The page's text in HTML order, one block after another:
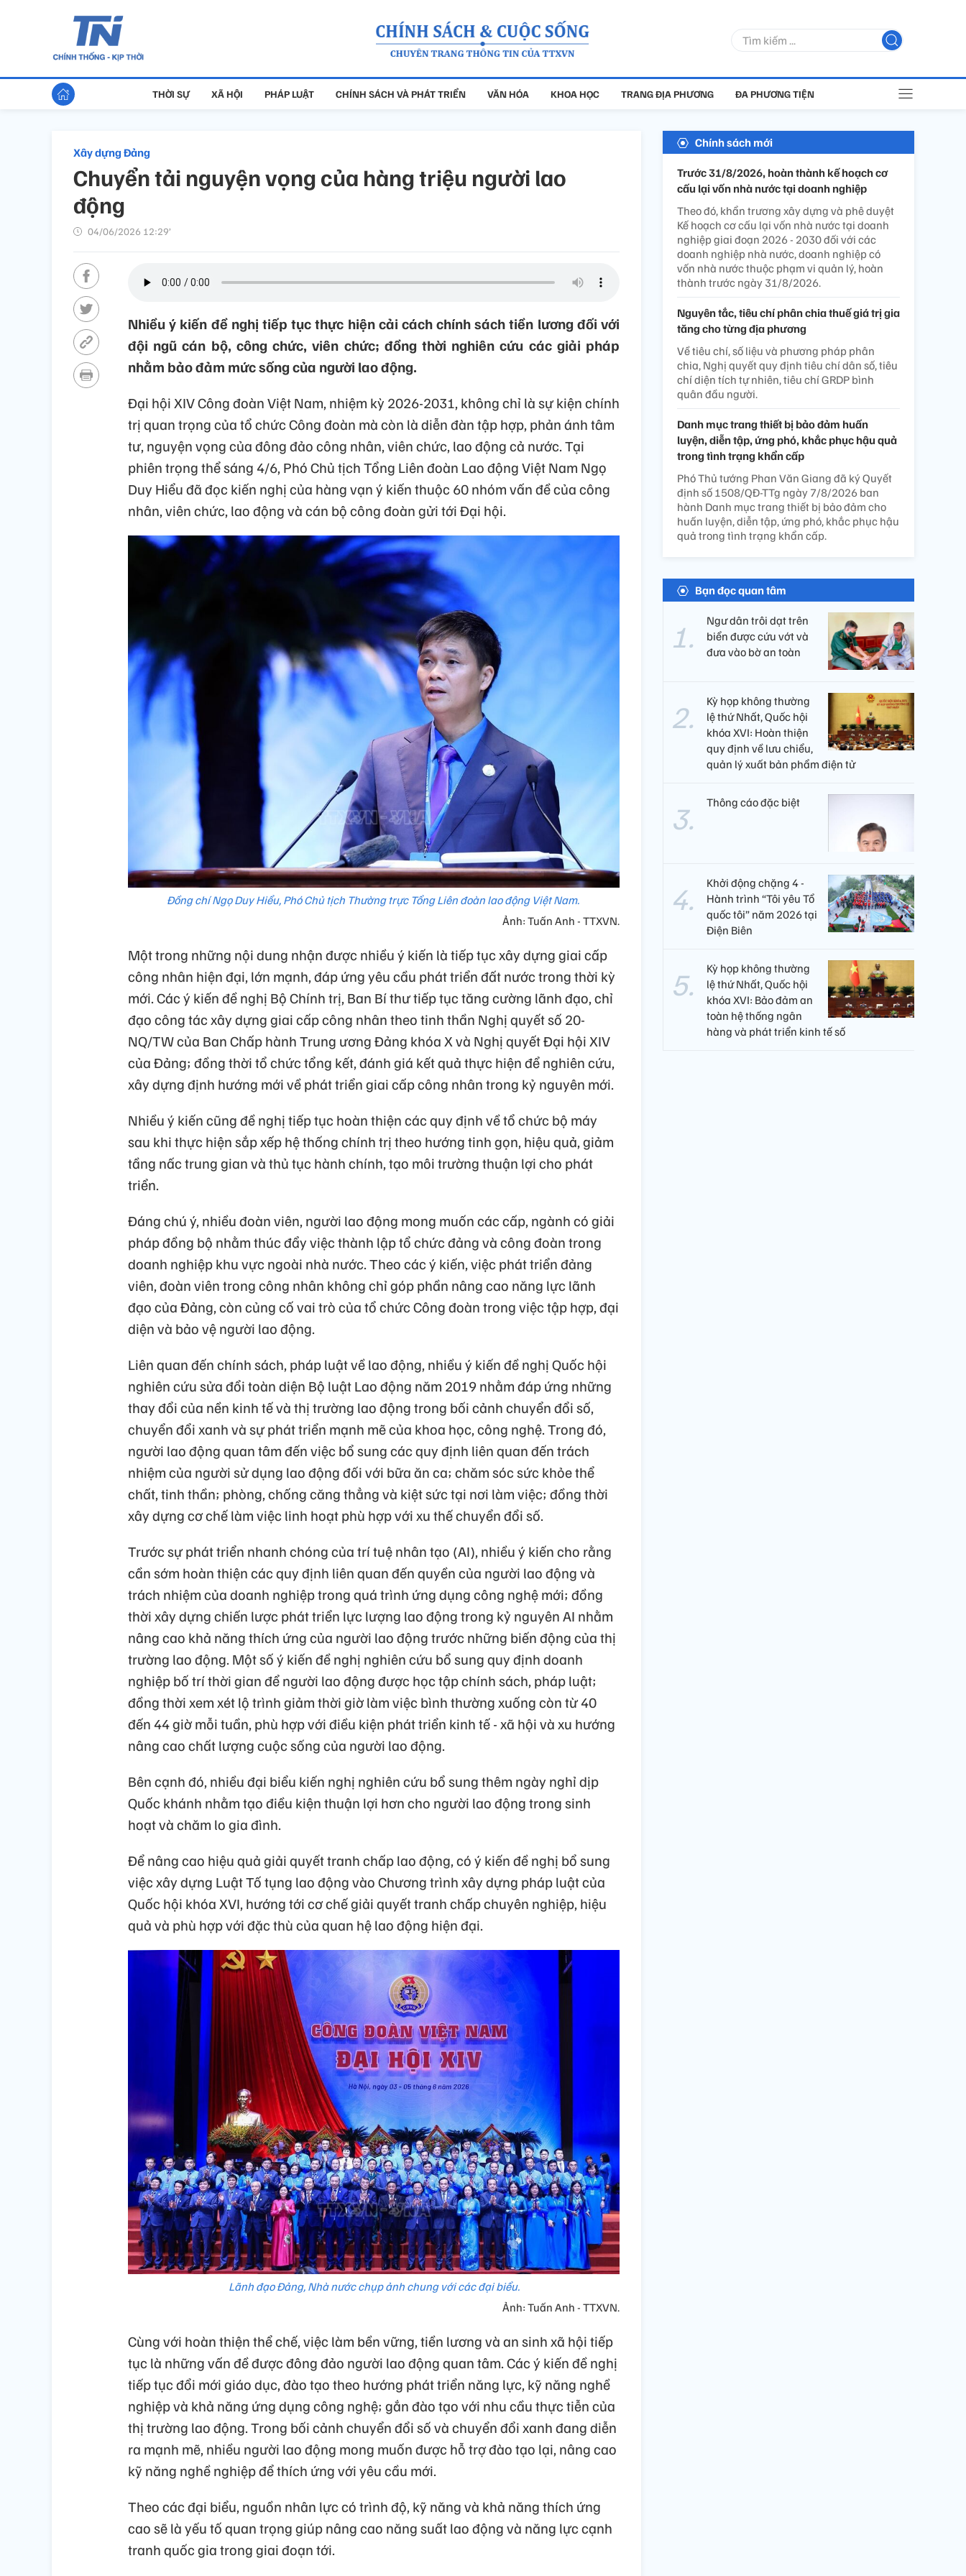
THỜI SỰ XÃ HỘI PHÁP LUẬT CHÍNH SÁCH VÀ PHÁT TRIỂN VĂN HÓA KHOA HỌC TRANG ĐỊA PHƯƠNG ĐA PHƯƠNG TIỆN
Xây dựng Đảng
Chuyển tải nguyện vọng của hàng triệu người lao
động
04/06/2026 12:29’
Nhiều ý kiến đề nghị tiếp tục thực hiện cải cách chính sách tiền lương đối với
đội ngũ cán bộ, công chức, viên chức; đồng thời nghiên cứu các giải pháp
nhằm bảo đảm mức sống của người lao động.
Đại hội XIV Công đoàn Việt Nam, nhiệm kỳ 2026-2031, không chỉ là sự kiện chính
trị quan trọng của tổ chức Công đoàn mà còn là diễn đàn tập hợp, phản ánh tâm
tư, nguyện vọng của đông đảo công nhân, viên chức, lao động cả nước. Tại
phiên trọng thể sáng 4/6, Phó Chủ tịch Tổng Liên đoàn Lao động Việt Nam Ngọ
Duy Hiểu đã đọc kiến nghị của hàng vạn ý kiến thuộc 60 nhóm vấn đề của công
nhân, viên chức, lao động và cán bộ công đoàn gửi tới Đại hội.
Đồng chí Ngọ Duy Hiểu, Phó Chủ tịch Thường trực Tổng Liên đoàn lao động Việt Nam.
Ảnh: Tuấn Anh - TTXVN.
Một trong những nội dung nhận được nhiều ý kiến là tiếp tục xây dựng giai cấp
công nhân hiện đại, lớn mạnh, đáp ứng yêu cầu phát triển đất nước trong thời kỳ
mới. Các ý kiến đề nghị Bộ Chính trị, Ban Bí thư tiếp tục tăng cường lãnh đạo, chỉ
đạo công tác xây dựng giai cấp công nhân theo tinh thần Nghị quyết số 20-
NQ/TW của Ban Chấp hành Trung ương Đảng khóa X và Nghị quyết Đại hội XIV
của Đảng; đồng thời tổ chức tổng kết, đánh giá kết quả thực hiện để nghiên cứu,
xây dựng định hướng mới về phát triển giai cấp công nhân trong kỷ nguyên mới.
Nhiều ý kiến cũng đề nghị tiếp tục hoàn thiện các quy định về tổ chức bộ máy
sau khi thực hiện sắp xếp hệ thống chính trị theo hướng tinh gọn, hiệu quả, giảm
tầng nấc trung gian và thủ tục hành chính, tạo môi trường thuận lợi cho phát
triển.
Đáng chú ý, nhiều đoàn viên, người lao động mong muốn các cấp, ngành có giải
pháp đồng bộ nhằm thúc đẩy việc thành lập tổ chức đảng và công đoàn trong
doanh nghiệp khu vực ngoài nhà nước. Theo các ý kiến, việc phát triển đảng
viên, đoàn viên trong công nhân không chỉ góp phần nâng cao năng lực lãnh
đạo của Đảng, còn củng cố vai trò của tổ chức Công đoàn trong việc tập hợp, đại
diện và bảo vệ người lao động.
Liên quan đến chính sách, pháp luật về lao động, nhiều ý kiến đề nghị Quốc hội
nghiên cứu sửa đổi toàn diện Bộ luật Lao động năm 2019 nhằm đáp ứng những
thay đổi của nền kinh tế và thị trường lao động trong bối cảnh chuyển đổi số,
chuyển đổi xanh và sự phát triển mạnh mẽ của khoa học, công nghệ. Trong đó,
người lao động quan tâm đến việc bổ sung các quy định liên quan đến trách
nhiệm của người sử dụng lao động đối với bữa ăn ca; chăm sóc sức khỏe thể
chất, tinh thần; phòng, chống căng thẳng và kiệt sức tại nơi làm việc; đồng thời
xây dựng cơ chế làm việc linh hoạt phù hợp với xu thế chuyển đổi số.
Trước sự phát triển nhanh chóng của trí tuệ nhân tạo (AI), nhiều ý kiến cho rằng
cần sớm hoàn thiện các quy định liên quan đến quyền của người lao động và
trách nhiệm của doanh nghiệp trong quá trình ứng dụng công nghệ mới; đồng
thời xây dựng chiến lược phát triển lực lượng lao động trong kỷ nguyên AI nhằm
nâng cao khả năng thích ứng của người lao động trước những biến động của thị
trường lao động. Một số ý kiến đề nghị nghiên cứu bổ sung quy định doanh
nghiệp bố trí thời gian để người lao động được học tập chính sách, pháp luật;
đồng thời xem xét lộ trình giảm thời giờ làm việc bình thường xuống còn từ 40
đến 44 giờ mỗi tuần, phù hợp với điều kiện phát triển kinh tế - xã hội và xu hướng
nâng cao chất lượng cuộc sống của người lao động.
Bên cạnh đó, nhiều đại biểu kiến nghị nghiên cứu bổ sung thêm ngày nghỉ dịp
Quốc khánh nhằm tạo điều kiện thuận lợi hơn cho người lao động trong sinh
hoạt và chăm lo gia đình.
Để nâng cao hiệu quả giải quyết tranh chấp lao động, có ý kiến đề nghị bổ sung
việc xây dựng Luật Tố tụng lao động vào Chương trình xây dựng pháp luật của
Quốc hội khóa XVI, hướng tới cơ chế giải quyết tranh chấp chuyên nghiệp, hiệu
quả và phù hợp với đặc thù của quan hệ lao động hiện đại.
Lãnh đạo Đảng, Nhà nước chụp ảnh chung với các đại biểu.
Ảnh: Tuấn Anh - TTXVN.
Cùng với hoàn thiện thể chế, việc làm bền vững, tiền lương và an sinh xã hội tiếp
tục là những vấn đề được đông đảo người lao động quan tâm. Các ý kiến đề nghị
tiếp tục đổi mới giáo dục, đào tạo theo hướng phát triển năng lực, kỹ năng nghề
nghiệp và khả năng ứng dụng công nghệ; gắn đào tạo với nhu cầu thực tiễn của
thị trường lao động. Trong bối cảnh chuyển đổi số và chuyển đổi xanh đang diễn
ra mạnh mẽ, nhiều người lao động mong muốn được hỗ trợ đào tạo lại, nâng cao
kỹ năng nghề nghiệp để thích ứng với yêu cầu mới.
Theo các đại biểu, nguồn nhân lực có trình độ, kỹ năng và khả năng thích ứng
cao sẽ là yếu tố quan trọng giúp nâng cao năng suất lao động và năng lực cạnh
tranh quốc gia trong giai đoạn tới.
Chính sách mới
Trước 31/8/2026, hoàn thành kế hoạch cơ
cấu lại vốn nhà nước tại doanh nghiệp
Theo đó, khẩn trương xây dựng và phê duyệt
Kế hoạch cơ cấu lại vốn nhà nước tại doanh
nghiệp giai đoạn 2026 - 2030 đối với các
doanh nghiệp nhà nước, doanh nghiệp có
vốn nhà nước thuộc phạm vi quản lý, hoàn
thành trước ngày 31/8/2026.
Nguyên tắc, tiêu chí phân chia thuế giá trị gia
tăng cho từng địa phương
Về tiêu chí, số liệu và phương pháp phân
chia, Nghị quyết quy định tiêu chí dân số, tiêu
chí diện tích tự nhiên, tiêu chí GRDP bình
quân đầu người.
Danh mục trang thiết bị bảo đảm huấn
luyện, diễn tập, ứng phó, khắc phục hậu quả
trong tình trạng khẩn cấp
Phó Thủ tướng Phan Văn Giang đã ký Quyết
định số 1508/QĐ-TTg ngày 7/8/2026 ban
hành Danh mục trang thiết bị bảo đảm cho
huấn luyện, diễn tập, ứng phó, khắc phục hậu
quả trong tình trạng khẩn cấp.
Bạn đọc quan tâm
Ngư dân trôi dạt trên
biển được cứu vớt và
đưa vào bờ an toàn
Kỳ họp không thường
lệ thứ Nhất, Quốc hội
khóa XVI: Hoàn thiện
quy định về lưu chiểu,
quản lý xuất bản phẩm điện tử
Thông cáo đặc biệt
Khởi động chặng 4 -
Hành trình “Tôi yêu Tổ
quốc tôi” năm 2026 tại
Điện Biên
Kỳ họp không thường
lệ thứ Nhất, Quốc hội
khóa XVI: Bảo đảm an
toàn hệ thống ngân
hàng và phát triển kinh tế số